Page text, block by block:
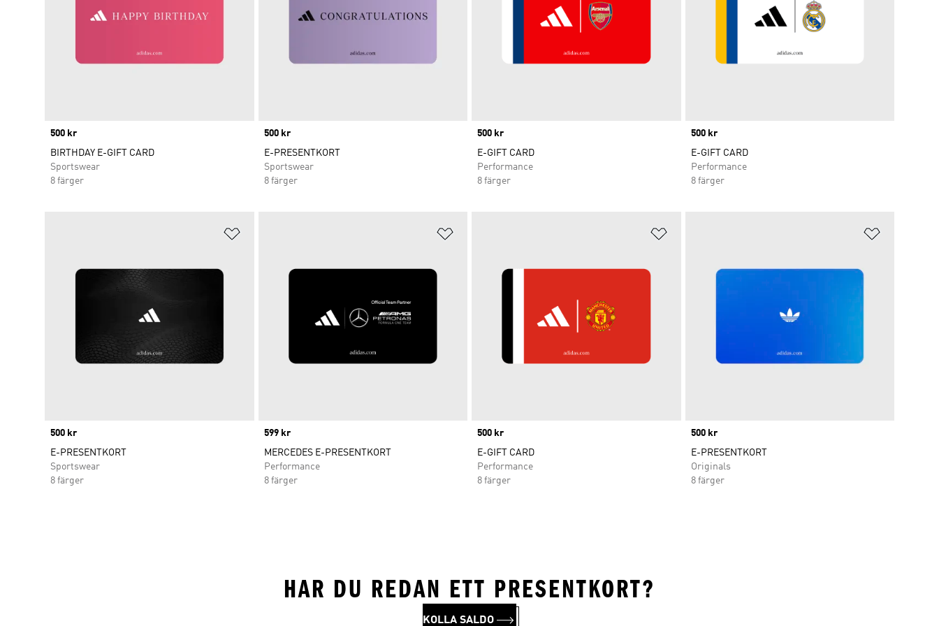
Price
500 kr
BIRTHDAY E-GIFT CARD
Sportswear
8 färger
Price
500 kr
E-PRESENTKORT
Sportswear
8 färger
Price
500 kr
E-GIFT CARD
Performance
8 färger
Price
500 kr
E-GIFT CARD
Performance
8 färger
Price
500 kr
E-PRESENTKORT
Sportswear
8 färger
Price
599 kr
MERCEDES E-PRESENTKORT
Performance
8 färger
Price
500 kr
E-GIFT CARD
Performance
8 färger
Price
500 kr
E-PRESENTKORT
Originals
8 färger
HAR DU REDAN ETT PRESENTKORT?
KOLLA SALDO